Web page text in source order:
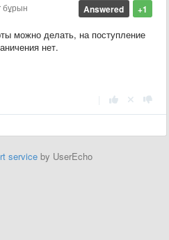
+1
Answered
бұрын
можно делать, на поступление
нет.
service by UserEcho